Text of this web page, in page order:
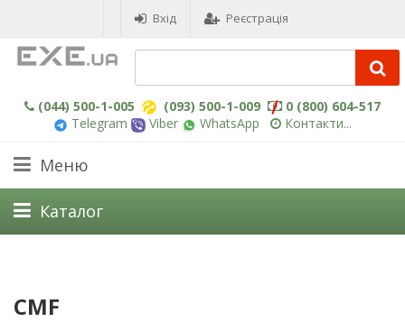
Вхід Реєстрація
(044) 500-1-005 (093) 500-1-009
0 (800) 604-517
Telegram
Viber WhatsApp Контакти...
Меню
Каталог
CMF